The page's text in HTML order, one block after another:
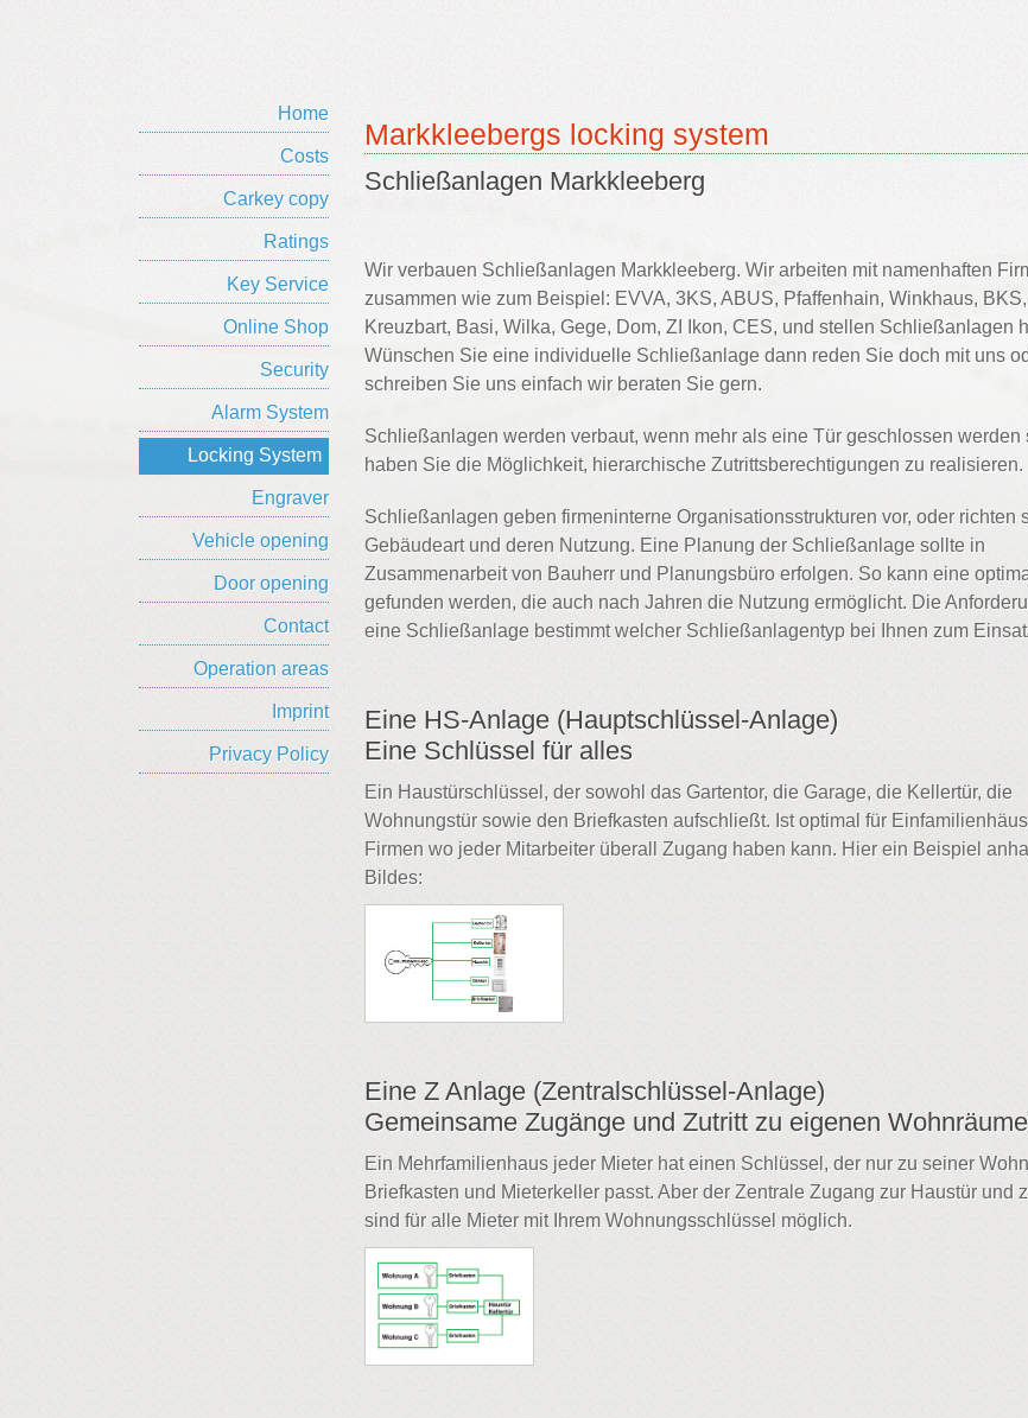
Home
Costs
Carkey copy
Ratings
Key Service
Online Shop
Security
Alarm System
Locking System
Engraver
Vehicle opening
Door opening
Contact
Operation areas
Imprint
Privacy Policy
Markkleebergs locking system
Schließanlagen Markkleeberg
Wir verbauen Schließanlagen Markkleeberg. Wir arbeiten mit namenhaften
zusammen wie zum Beispiel: EVVA, 3KS, ABUS, Pfaffenhain, Winkhaus,
Kreuzbart, Basi, Wilka, Gege, Dom, ZI Ikon, CES, und stellen Schließanlagen
Wünschen Sie eine individuelle Schließanlage dann reden Sie doch mit uns
schreiben Sie uns einfach wir beraten Sie gern.
Schließanlagen werden verbaut, wenn mehr als eine Tür geschlossen werden
haben Sie die Möglichkeit, hierarchische Zutrittsberechtigungen zu realisieren.
Schließanlagen geben firmeninterne Organisationsstrukturen vor, oder richten
Gebäudeart und deren Nutzung. Eine Planung der Schließanlage sollte in
Zusammenarbeit von Bauherr und Planungsbüro erfolgen. So kann eine
gefunden werden, die auch nach Jahren die Nutzung ermöglicht. Die
eine Schließanlage bestimmt welcher Schließanlagentyp bei Ihnen zum
Eine HS-Anlage (Hauptschlüssel-Anlage)
Eine Schlüssel für alles
Ein Haustürschlüssel, der sowohl das Gartentor, die Garage, die Kellertür, die
Wohnungstür sowie den Briefkasten aufschließt. Ist optimal für
Firmen wo jeder Mitarbeiter überall Zugang haben kann. Hier ein Beispiel
Bildes:
Eine Z Anlage (Zentralschlüssel-Anlage)
Gemeinsame Zugänge und Zutritt zu eigenen
Ein Mehrfamilienhaus jeder Mieter hat einen Schlüssel, der nur zu seiner
Briefkasten und Mieterkeller passt. Aber der Zentrale Zugang zur Haustür und
sind für alle Mieter mit Ihrem Wohnungsschlüssel möglich.